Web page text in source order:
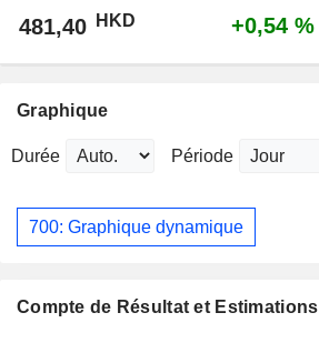
481,40 HKD +0,54 %
Graphique
Durée Période
700: Graphique dynamique
Compte de Résultat et Estimations